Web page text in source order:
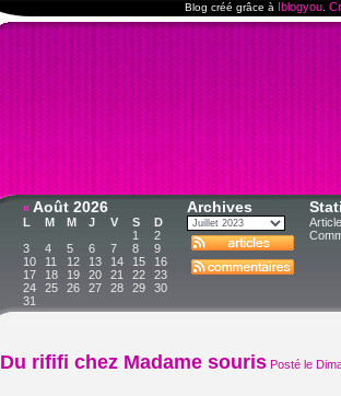
Blog créé grâce à Iblogyou
« Août 2026
L M M J V S
D
1
2
3
4 5 6 7 8
9
10
11 12 13 14 15
16
17
18 19 20 21 22
23
24
25 26 27 28 29
30
31
Archives
Du rififi chez Madame souris Posté le